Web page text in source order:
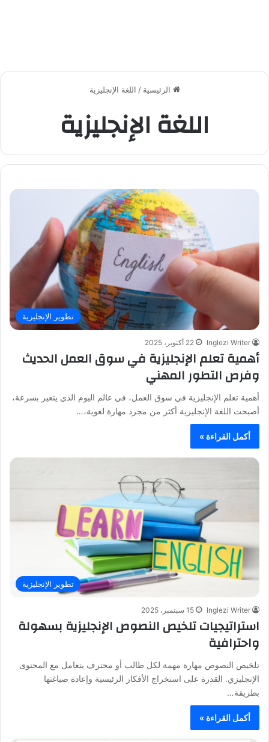
الرئيسية / اللغة الإنجليزية
اللغة الإنجليزية
تطوير الإنجليزية
Inglezi Writer 22 أكتوبر، 2025
أهمية تعلم الإنجليزية في سوق العمل الحديث
وفرص التطور المهني
أهمية تعلم الإنجليزية في سوق العمل، في عالم اليوم الذي يتغير بسرعة،
أصبحت اللغة الإنجليزية أكثر من مجرد مهارة لغوية،…
أكمل القراءة »
تطوير الإنجليزية
Inglezi Writer 15 سبتمبر، 2025
استراتيجيات تلخيص النصوص الإنجليزية بسهولة
واحترافية
تلخيص النصوص مهارة مهمة لكل طالب أو محترف يتعامل مع المحتوى
الإنجليزي. القدرة على استخراج الأفكار الرئيسية وإعادة صياغتها
بطريقة…
أكمل القراءة »